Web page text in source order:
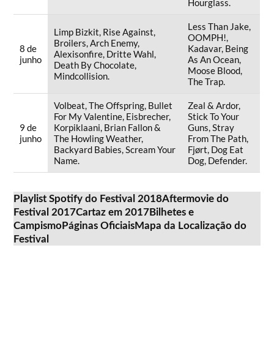
Hourglass.
8 de
junho
Limp Bizkit, Rise Against,
Broilers, Arch Enemy,
Alexisonfire, Dritte Wahl,
Death By Chocolate,
Mindcollision.
Less Than Jake,
OOMPH!,
Kadavar, Being
As An Ocean,
Moose Blood,
The Trap.
9 de
junho
Volbeat, The Offspring, Bullet
For My Valentine, Eisbrecher,
Korpiklaani, Brian Fallon &
The Howling Weather,
Backyard Babies, Scream Your
Name.
Zeal & Ardor,
Stick To Your
Guns, Stray
From The Path,
Fjørt, Dog Eat
Dog, Defender.
Playlist Spotify do Festival 2018Aftermovie do
Festival 2017Cartaz em 2017Bilhetes e
CampismoPáginas OficiaisMapa da Localização do
Festival